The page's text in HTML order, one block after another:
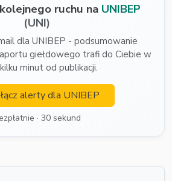
ruchu na UNIBEP
(UNI)
dla UNIBEP - podsumowanie
giełdowego trafi do Ciebie w
minut od publikacji.
alerty dla UNIBEP
· 30 sekund